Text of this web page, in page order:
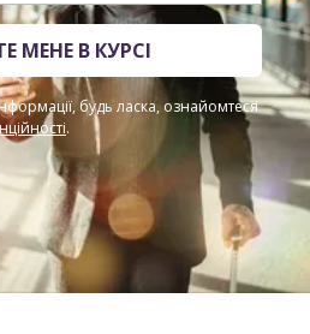
МЕНЕ В КУРСІ
будь ласка, ознайомтеся
.